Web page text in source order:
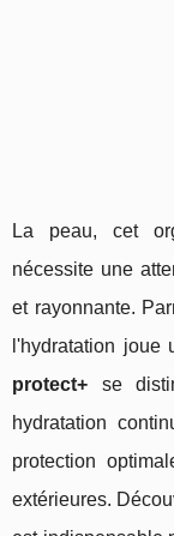
La peau, cet
nécessite une
et rayonnante.
l'hydratation joue
protect+ se
hydratation
protection
extérieures.